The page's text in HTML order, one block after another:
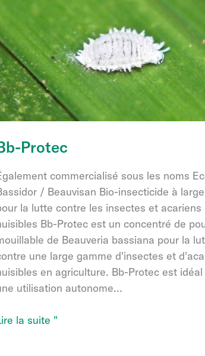
Protec
commercialisé sous les noms
/ Beauvisan Bio-insecticide à
la lutte contre les insectes et acariens
Bb-Protec est un concentré de
de Beauveria bassiana pour la
une large gamme d'insectes et
en agriculture. Bb-Protec est
utilisation autonome...
la suite "